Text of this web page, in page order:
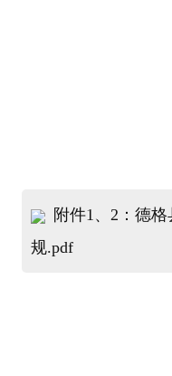
附件1、2：德
规.pdf